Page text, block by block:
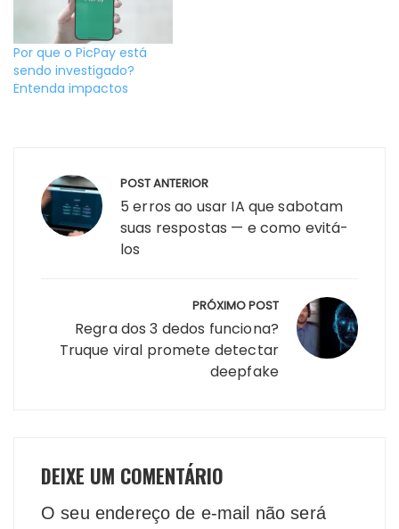
Por que o PicPay está
sendo investigado?
Entenda impactos
de
Post
POST ANTERIOR
5 erros ao usar IA que sabotam
suas respostas — e como evitá-
los
PRÓXIMO POST
Regra dos 3 dedos funciona?
Truque viral promete detectar
deepfake
DEIXE UM COMENTÁRIO
O seu endereço de e-mail não será